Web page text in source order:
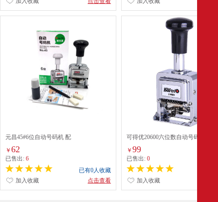
元昌45#6位自动号码机 配
￥ 62
已售出: 6
已有0人收藏
点击查看
加入收藏
可得优20600六位数自动号码机
￥99
已售出:0
加入收藏